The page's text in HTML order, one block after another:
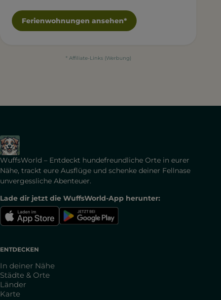
Ferienwohnungen ansehen*
* Affiliate-Links (Werbung)
WuffsWorld – Entdeckt hundefreundliche Orte in eurer
Nähe, trackt eure Ausflüge und schenke deiner Fellnase
unvergessliche Abenteuer.
Lade dir jetzt die WuffsWorld-App herunter:
ENTDECKEN
In deiner Nähe
Städte & Orte
Länder
Karte